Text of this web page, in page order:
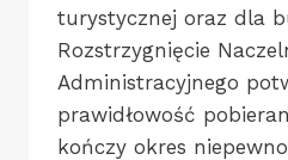
turystycznej oraz dla
Rozstrzygnięcie
Administracyjnego
prawidłowość
kończy okres